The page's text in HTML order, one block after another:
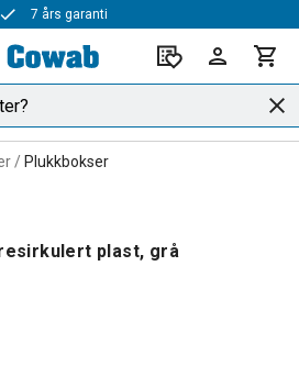
Rask levering
Plukkbokser
resirkulert plast, grå